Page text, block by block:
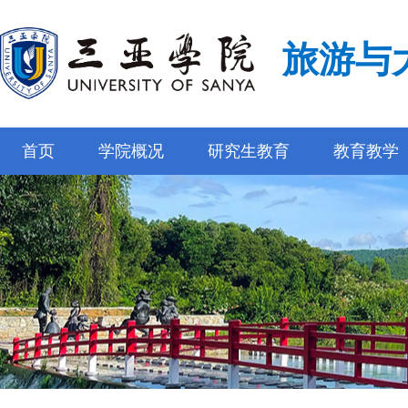
旅游与
首页 学院概况 研究生教育 教育教学